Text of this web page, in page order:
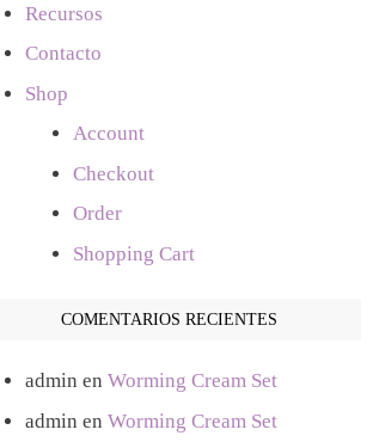
Recursos
Contacto
Shop
Account
Checkout
Order
Shopping Cart
COMENTARIOS RECIENTES
admin en Worming Cream Set
admin en Worming Cream Set